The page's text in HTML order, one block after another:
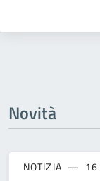
Novità
NOTIZIA